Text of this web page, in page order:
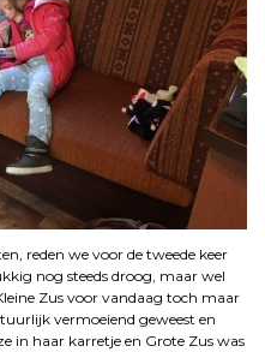
reden we voor de tweede keer
nog steeds droog, maar wel
Zus voor vandaag toch maar
vermoeiend geweest en
in haar karretje en Grote Zus was